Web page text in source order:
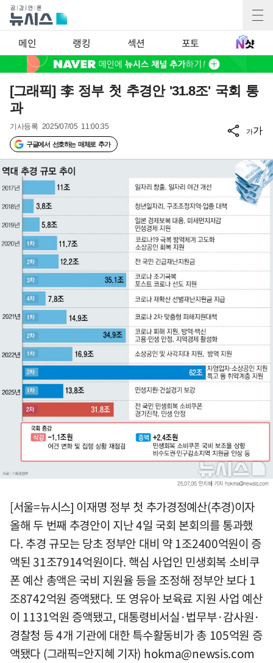
메인 랭킹 섹션 포토
[그래픽] 李 정부 첫 추경안 '31.8조' 국회 통
과
기사등록 2025/07/05 11:00:35
구글에서 선호하는 매체로 추가
가가
[서울=뉴시스] 이재명 정부 첫 추가경정예산(추경)이자
올해 두 번째 추경안이 지난 4일 국회 본회의를 통과했
다. 추경 규모는 당초 정부안 대비 약 1조2400억원이 증
액된 31조7914억원이다. 핵심 사업인 민생회복 소비쿠
폰 예산 총액은 국비 지원율 등을 조정해 정부안 보다 1
조8742억원 증액됐다. 또 영유아 보육료 지원 사업 예산
이 1131억원 증액됐고, 대통령비서실·법무부·감사원·
경찰청 등 4개 기관에 대한 특수활동비가 총 105억원 증
액됐다 (그래픽=안지혜 기자) hokma@newsis.com